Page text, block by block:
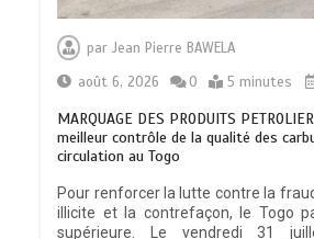
parJean Pierre BAWELA
août 6, 2026
0 5 minutes
MARQUAGE DES PRODUITS
meilleur contrôle de la qualité des
circulation au Togo
Pour renforcer la lutte contre la
illicite et la contrefaçon, le Togo
supérieure. Le vendredi 31